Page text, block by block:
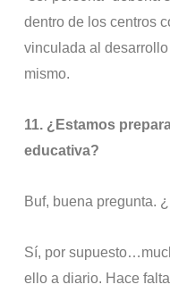
dentro de los centros
vinculada al
mismo.
11. ¿Estamos
educativa?
Buf, buena pregunta.
Sí, por
ello a diario. Hace